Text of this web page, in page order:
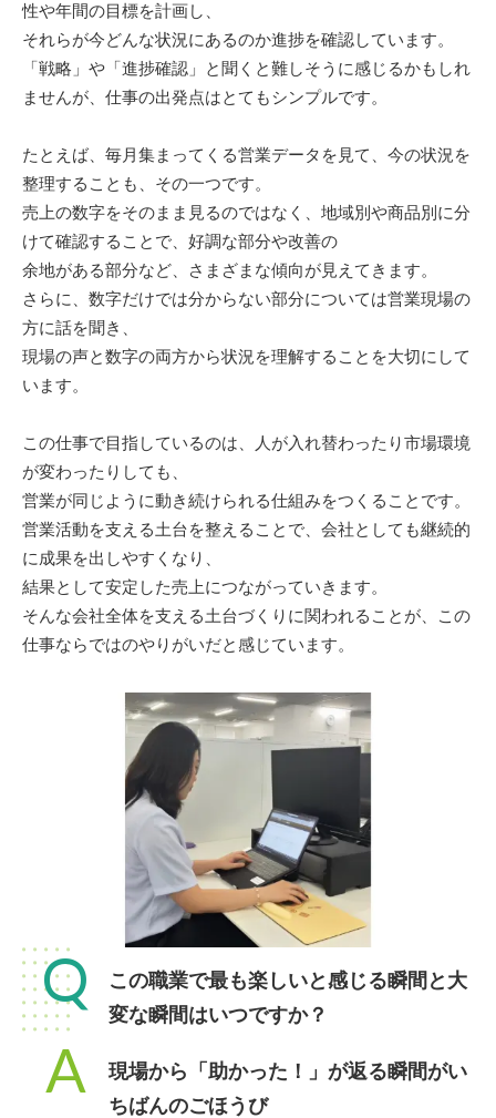
性や年間の目標を計画し、
それらが今どんな状況にあるのか進捗を確認しています。
「戦略」や「進捗確認」と聞くと難しそうに感じるかもしれ
ませんが、仕事の出発点はとてもシンプルです。
たとえば、毎月集まってくる営業データを見て、今の状況を
整理することも、その一つです。
売上の数字をそのまま見るのではなく、地域別や商品別に分
けて確認することで、好調な部分や改善の
余地がある部分など、さまざまな傾向が見えてきます。
さらに、数字だけでは分からない部分については営業現場の
方に話を聞き、
現場の声と数字の両方から状況を理解することを大切にして
います。
この仕事で目指しているのは、人が入れ替わったり市場環境
が変わったりしても、
営業が同じように動き続けられる仕組みをつくることです。
営業活動を支える土台を整えることで、会社としても継続的
に成果を出しやすくなり、
結果として安定した売上につながっていきます。
そんな会社全体を支える土台づくりに関われることが、この
仕事ならではのやりがいだと感じています。
Q
この職業で最も楽しいと感じる瞬間と大
変な瞬間はいつですか？
A
現場から「助かった！」が返る瞬間がい
ちばんのごほうび